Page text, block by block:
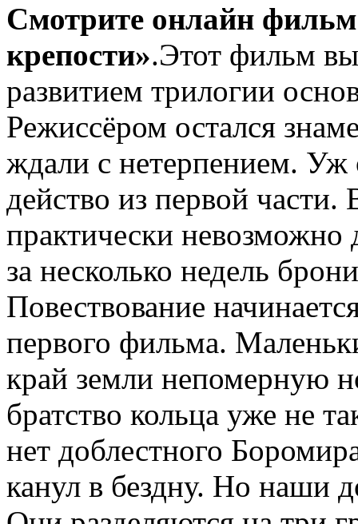
Смотрите онлайн
крепости».Этот фильм
развитием трилогии
Режиссёром остался
ждали с нетерпением. Уж
действо из первой
практически невозможно
за несколько недель
Повествование
первого фильма.
край земли непомерную
братство кольца уже не
нет доблестного
канул в бездну. Но наши